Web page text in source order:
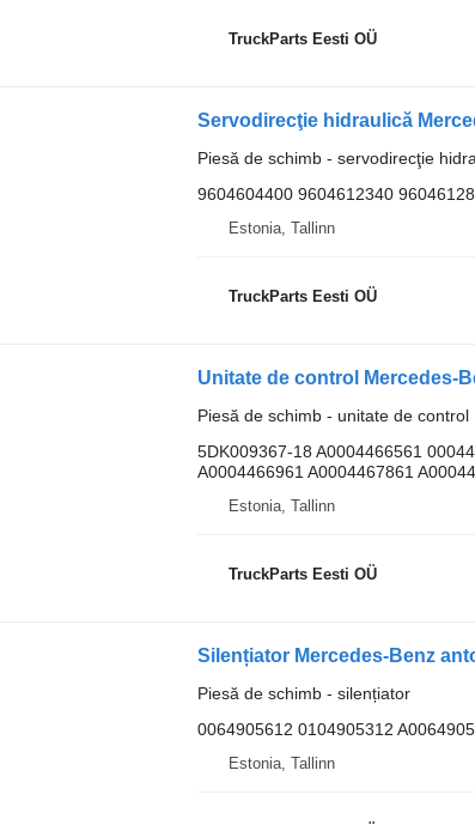
TruckParts Eesti OÜ
Piesă de schimb - servodirecţie
9604604400 9604612340
Estonia, Tallinn
TruckParts Eesti OÜ
Piesă de schimb - unitate de control
5DK009367-18 A0004466561
A0004466961 A0004467861
Estonia, Tallinn
TruckParts Eesti OÜ
Piesă de schimb - silențiator
0064905612 0104905312
Estonia, Tallinn